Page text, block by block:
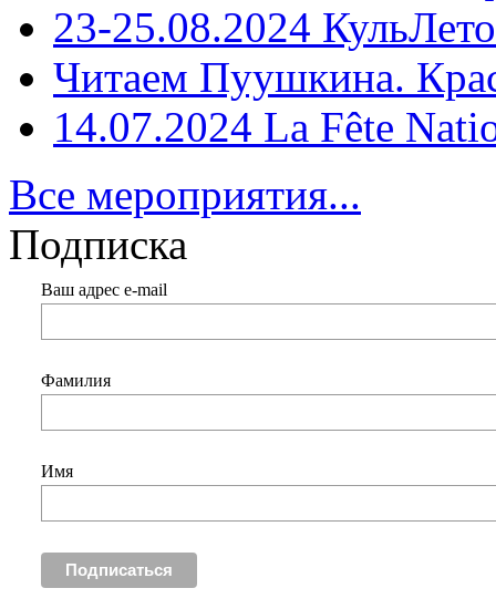
23-25.08.2024 КульЛето
Читаем Пуушкина.
14.07.2024 La Fête
Все мероприятия...
Подписка
Ваш адрес e-mail
Фамилия
Имя